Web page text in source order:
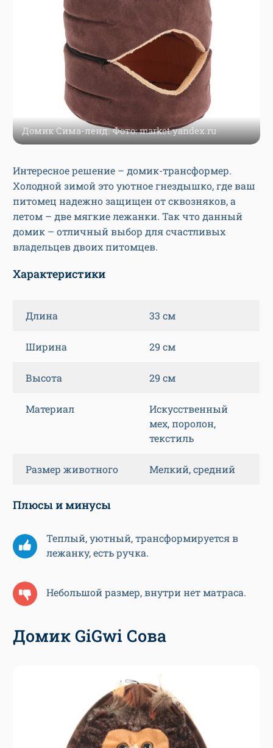
Домик Сима-ленд. Фото: market.yandex.ru
Интересное решение – домик-трансформер.
Холодной зимой это уютное гнездышко, где ваш
питомец надежно защищен от сквозняков, а
летом – две мягкие лежанки. Так что данный
домик – отличный выбор для счастливых
владельцев двоих питомцев.
Характеристики
Длина 33 см
Ширина 29 см
Высота 29 см
Материал
Искусственный
мех, поролон,
текстиль
Размер животного Мелкий, средний
Плюсы и минусы
Теплый, уютный, трансформируется в
лежанку, есть ручка.
Небольшой размер, внутри нет матраса.
Домик GiGwi Сова